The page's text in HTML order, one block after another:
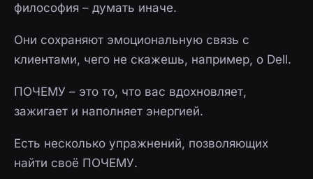
философия – думать иначе.
Они сохраняют эмоциональную связь с
клиентами, чего не скажешь, например, о Dell.
ПОЧЕМУ – это то, что вас вдохновляет,
зажигает и наполняет энергией.
Есть несколько упражнений, позволяющих
найти своё ПОЧЕМУ.